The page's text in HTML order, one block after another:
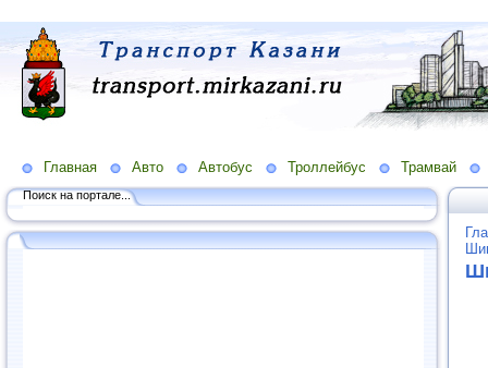
Главная Авто Автобус Троллейбус Трамвай
Поиск на портале...